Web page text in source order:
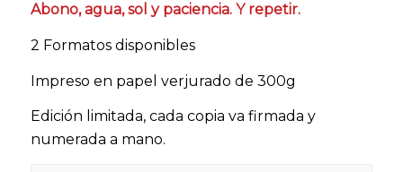
precios:
desde
8,00 €
hasta
Abono, agua, sol y paciencia. Y repetir.
2 Formatos disponibles
Impreso en papel verjurado de 300g
Edición limitada, cada copia va firmada y
numerada a mano.